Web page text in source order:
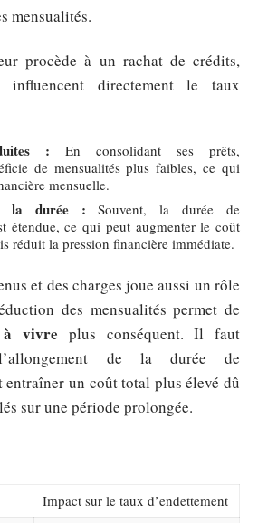
mensualités.
procède à un rachat de crédits,
influencent directement le taux
: En consolidant ses prêts,
de mensualités plus faibles, ce qui
mensuelle.
la durée : Souvent, la durée de
étendue, ce qui peut augmenter le coût
réduit la pression financière immédiate.
et des charges joue aussi un rôle
des mensualités permet de
vivre plus conséquent. Il faut
de la durée de
entraîner un coût total plus élevé dû
sur une période prolongée.
Impact sur le taux d’endettement